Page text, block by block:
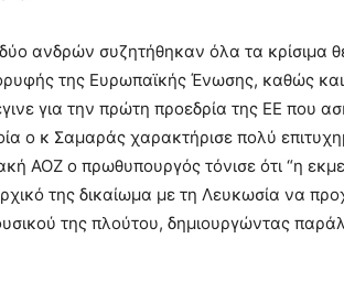
ανδρών συζητήθηκαν όλα τα κρίσιμα
της Ευρωπαϊκής Ένωσης, καθώς και
για την πρώτη προεδρία της ΕΕ που
ο κ Σαμαράς χαρακτήρισε πολύ
ΑΟΖ ο πρωθυπουργός τόνισε ότι “η
της δικαίωμα με τη Λευκωσία να
της πλούτου, δημιουργώντας